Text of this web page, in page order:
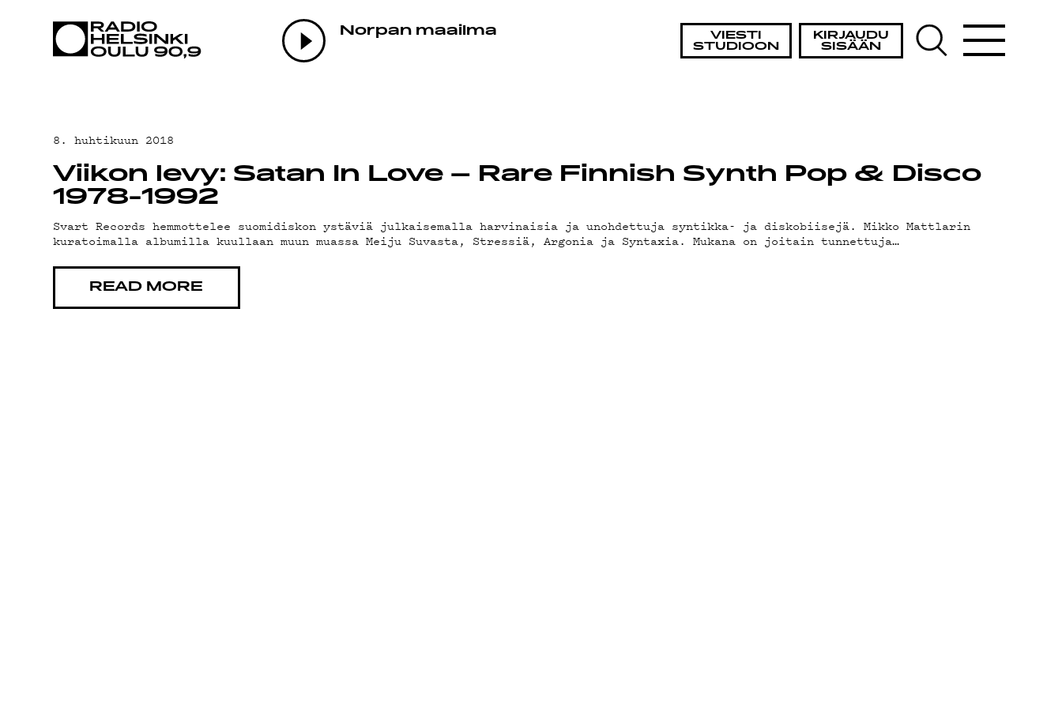
VIESTI
STUDIOON
KIRJAUDU
SISÄÄN
Norpan maailma
AJANKOHTAISTA
TEKIJÄT
ON-DEMAND
PODCAST
MAINOSTA
8. huhtikuun 2018
Viikon levy: Satan In Love – Rare Finnish Synth Pop & Disco
1978-1992
Svart Records hemmottelee suomidiskon ystäviä julkaisemalla harvinaisia ja unohdettuja syntikka- ja diskobiisejä. Mikko Mattlarin
kuratoimalla albumilla kuullaan muun muassa Meiju Suvasta, Stressiä, Argonia ja Syntaxia. Mukana on joitain tunnettuja…
READ MORE